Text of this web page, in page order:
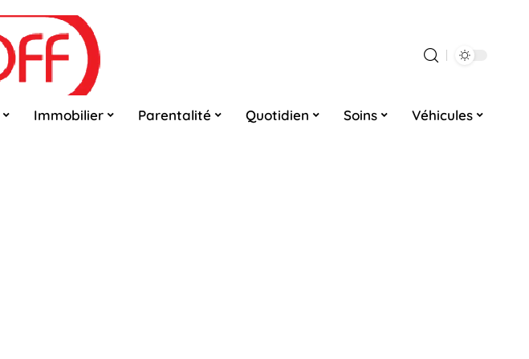
Immobilier Parentalité Quotidien Soins Véhicules